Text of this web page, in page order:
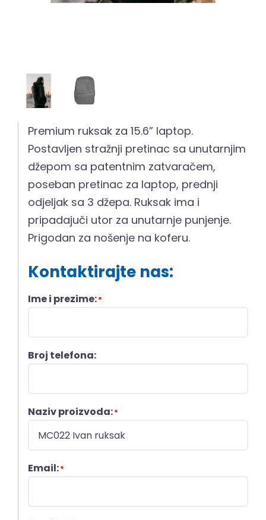
Premium ruksak za 15.6” laptop.
Postavljen stražnji pretinac sa unutarnjim
džepom sa patentnim zatvaračem,
poseban pretinac za laptop, prednji
odjeljak sa 3 džepa. Ruksak ima i
pripadajuči utor za unutarnje punjenje.
Prigodan za nošenje na koferu.
Kontaktirajte nas:
Ime i prezime:*
Broj telefona:
Naziv proizvoda:*
Email:*